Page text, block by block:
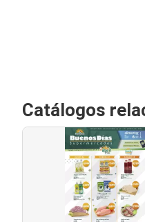
Catálogos